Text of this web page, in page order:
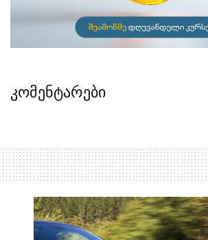
კომენტარები